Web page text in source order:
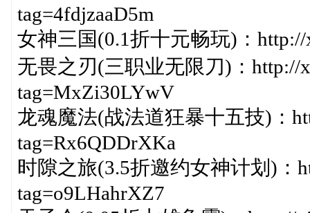
tag=4fdjzaaD5m
女神三国(0.1折十元畅玩)：http://
无畏之刃(三职业无限刀)：http://
tag=MxZi30LYwV
龙魂魔法(战法道狂暴十五技)：
tag=Rx6QDDrXKa
时隙之旅(3.5折邀约女神计划)：
tag=o9LHahrXZ7